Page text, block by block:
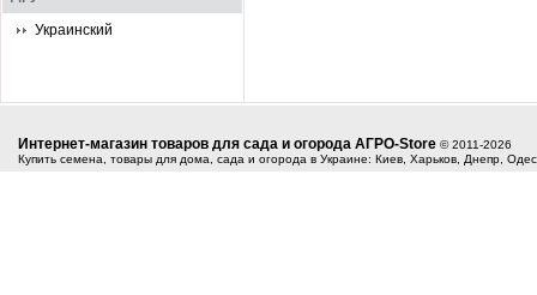
Украинский
Интернет-магазин товаров для сада и огорода АГРО-Store © 2011-2026
Купить семена, товары для дома, сада и огорода в Украине: Киев, Харьков, Днепр,